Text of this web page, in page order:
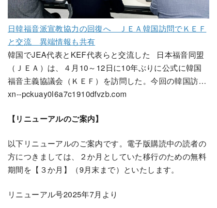
日韓福音派宣教協力の回復へ ＪＥＡ韓国訪問でＫＥＦ
と交流 異端情報も共有
韓国でJEA代表とKEF代表らと交流した 日本福音同盟
（ＪＥＡ）は、４月10～12日に10年ぶりに公式に韓国
福音主義協議会（ＫＥＦ）を訪問した。今回の韓国訪…
xn--pckuay0l6a7c1910dfvzb.com
【リニューアルのご案内】
以下リニューアルのご案内です。電子版購読中の読者の
方につきましては、２か月としていた移行のための無料
期間を【３か月】（9月末まで）といたします。
リニューアル号2025年7月より